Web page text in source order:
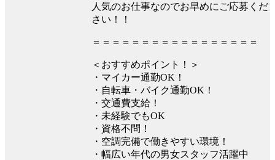
人気のお仕事なのでお早めにご応募くだ
さい！！
＝＝＝＝＝＝＝＝＝＝＝＝＝＝＝＝＝
＜おすすめポイント！＞
・マイカー通勤OK！
・自転車・バイク通勤OK！
・交通費支給！
・未経験でもOK
・資格不問！
・空調完備で働きやすい環境！
・幅広い年代の男女スタッフ活躍中